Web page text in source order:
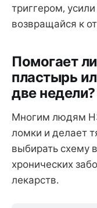
триггером,
возвращайся к
Помогает
пластырь
две недели?
Многим людям
ломки и делает
выбирать схему
хронических
лекарств.